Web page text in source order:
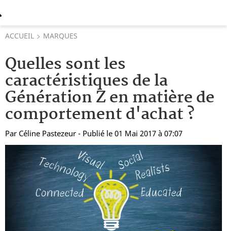
ACCUEIL MARQUES
Quelles sont les
caractéristiques de la
Génération Z en matière de
comportement d'achat ?
Par Céline Pastezeur - Publié le 01 Mai 2017 à 07:07